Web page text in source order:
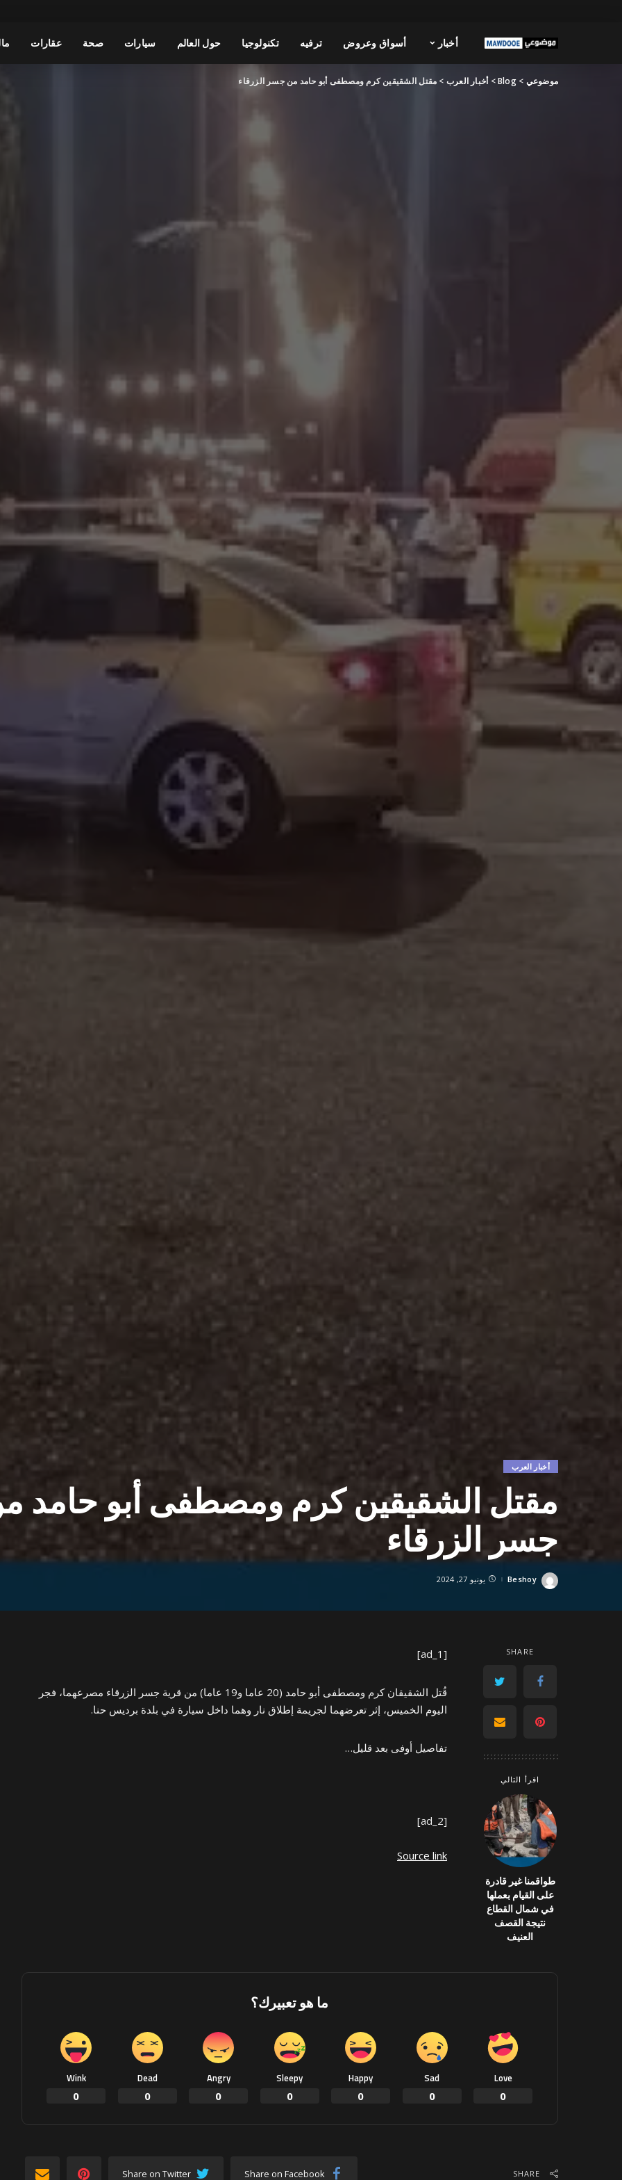
أخبار أسواق وعروض ترفيه تكنولوجيا حول العالم سيارات صحة عقارات
موضوعي >
Blog
> أخبار العرب > مقتل الشقيقين كرم ومصطفى أبو حامد من جسر الزرقاء
أخبار العرب
مقتل الشقيقين كرم ومصطفى أبو حامد
جسر الزرقاء
Posted
Beshoy يونيو 27, 2024
SHARE
اقرأ التالي
طواقمنا غير قادرة
على القيام بعملها
في شمال القطاع
نتيجة القصف
العنيف
[ad_1]
قُتل الشقيقان كرم ومصطفى أبو حامد (20 عاما و19 عاما) من قرية جسر الزرقاء مصرعهما، فجر
اليوم الخميس، إثر تعرضهما لجريمة إطلاق نار وهما داخل سيارة في بلدة برديس حنا.
تفاصيل أوفى بعد قليل…
[ad_2]
Source link
ما هو تعبيرك؟
Love
0
Sad
0
Happy
0
Sleepy
0
Angry
0
Dead
0
Wink
0
SHARE
Share on Facebook
Share on Twitter